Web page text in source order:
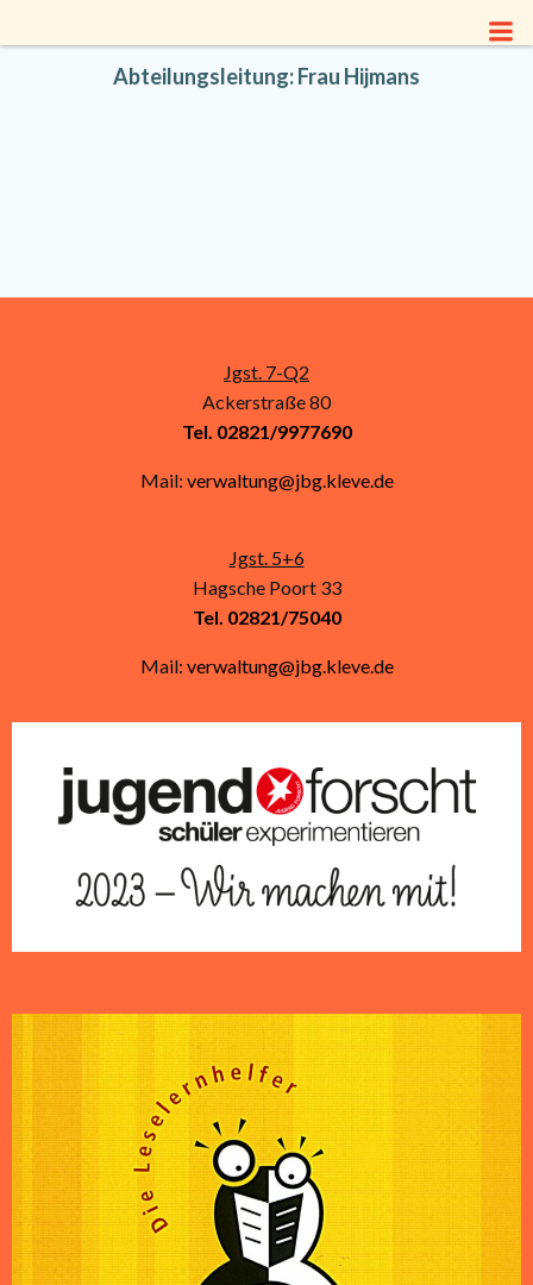
Inhalt
springen
Abteilungsleitung: Frau Hijmans
Jgst. 7-Q2
Ackerstraße 80
Tel. 02821/9977690
Mail: verwaltung@jbg.kleve.de
Jgst. 5+6
Hagsche Poort 33
Tel. 02821/75040
Mail: verwaltung@jbg.kleve.de